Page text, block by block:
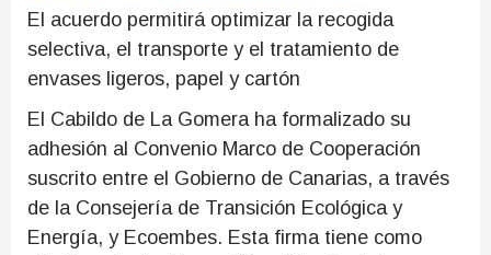
El acuerdo permitirá optimizar la recogida
selectiva, el transporte y el tratamiento de
envases ligeros, papel y cartón
El Cabildo de La Gomera ha formalizado su
adhesión al Convenio Marco de Cooperación
suscrito entre el Gobierno de Canarias, a través
de la Consejería de Transición Ecológica y
Energía, y Ecoembes. Esta firma tiene como